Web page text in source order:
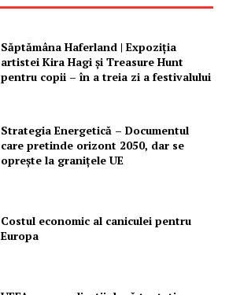
Săptămâna Haferland | Expoziţia
artistei Kira Hagi şi Treasure Hunt
pentru copii – în a treia zi a festivalului
Strategia Energetică – Documentul
care pretinde orizont 2050, dar se
oprește la granițele UE
Costul economic al caniculei pentru
Europa